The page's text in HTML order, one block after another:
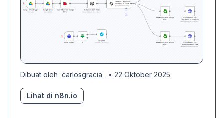
Dibuat oleh carlosgracia • 22 Oktober 2025
Lihat di n8n.io